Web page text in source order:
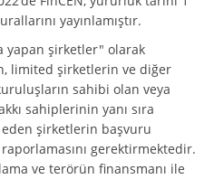
yayınlamıştır.
yapan şirketler" olarak
limited şirketlerin ve diğer
sahibi olan veya
sahiplerinin yanı sıra
şirketlerin başvuru
gerektirmektedir.
ve terörün finansmanı ile